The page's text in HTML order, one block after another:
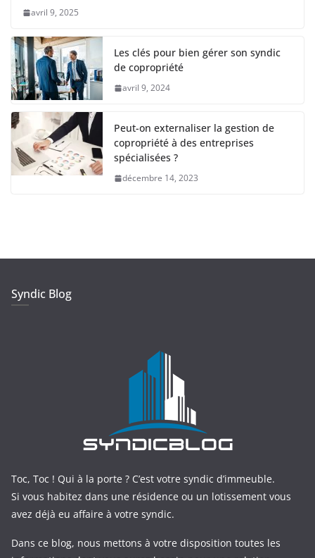
avril 9, 2025
Les clés pour bien gérer son syndic
de copropriété
avril 9, 2024
Peut-on externaliser la gestion de
copropriété à des entreprises
spécialisées ?
décembre 14, 2023
Syndic Blog
Toc, Toc ! Qui à la porte ? C’est votre syndic d’immeuble.
Si vous habitez dans une résidence ou un lotissement vous
avez déjà eu affaire à votre syndic.
Dans ce blog, nous mettons à votre disposition toutes les